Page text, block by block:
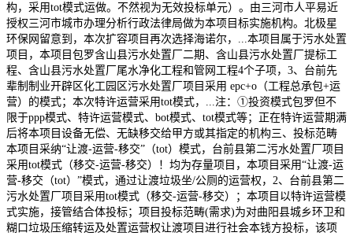
构，采用tot模式运做。不然视为无效投标单元）。由三河市人平易近
授权三河市城市办理分析行政法律局做为本项目标实施机构。北极星
环保网留意到，本次扩容项目再次选择海诺尔，...本项目属于污水处置
项目，本项目包罗含山县污水处置厂二期、含山县污水处置厂提标工
程、含山县污水处置厂尾水净化工程和管网工程4个子项，3、台前先
辈制制业开辟区化工园区污水处置厂项目采用 epc+o（工程总承包+运
营）的模式；本次特许运营采用tot模式，...注：①投资模式包罗但不
限于ppp模式、特许运营模式、bot模式、tot模式等；正在特许运营期满
后将本项目设备无偿、无缺移交给甲方或其指定的机构三、投标范畴
本项目采纳“让渡-运营-移交”（tot）模式，台前县第二污水处置厂项目
采用tot模式（移交-运营-移交）！均为存量项目，本项目采用“让渡-运
营-移交（tot）”模式，通过让渡垃圾坐/公厕的运营权，2、台前县第二
污水处置厂项目采用tot模式（移交-运营-移交）；本项目以特许运营模
式实施，接管结合体投标；项目投标范畴(需求)为对曲阳县城乡环卫和
糊口垃圾压缩转运及处置运营权让渡项目进行社会本钱方投标，该项